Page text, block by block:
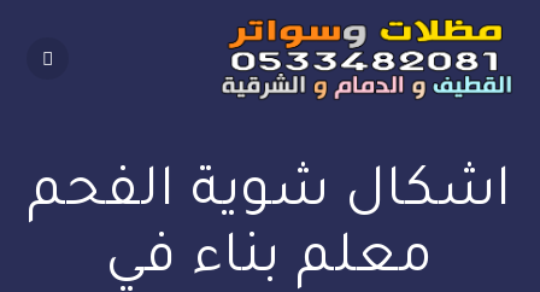
to
content
اشكال شوية الفحم
معلم بناء في